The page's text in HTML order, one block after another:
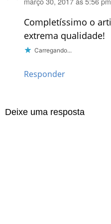
disse:
Completíssimo o
extrema qualidade!
Carregando...
Responder
Deixe uma resposta